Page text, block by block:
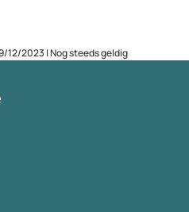
12/2023 | Nog steeds geldig